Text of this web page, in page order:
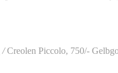
/Creolen Piccolo, 750/-